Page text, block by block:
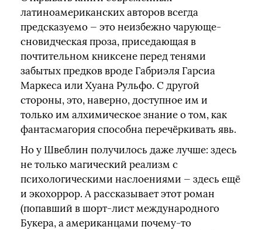
латиноамериканских авторов всегда
предсказуемо — это неизбежно чарующе-
сновидческая проза, приседающая в
почтительном книксене перед тенями
забытых предков вроде Габриэля Гарсиа
Маркеса или Хуана Рульфо. С другой
стороны, это, наверно, доступное им и
только им алхимическое знание о том, как
фантасмагория способна перечёркивать явь.
Но у Швеблин получилось даже лучше: здесь
не только магический реализм с
психологическими наслоениями — здесь ещё
и экохоррор. А рассказывает этот роман
(попавший в шорт-лист международного
Букера, а американцами почему-то